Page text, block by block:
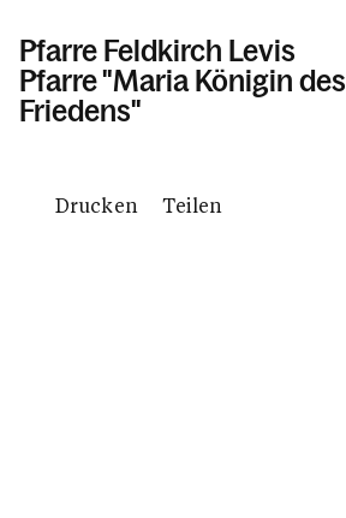
Pfarre Feldkirch Levis
Pfarre "Maria Königin des
Friedens"
Informationen
Drucken Teilen